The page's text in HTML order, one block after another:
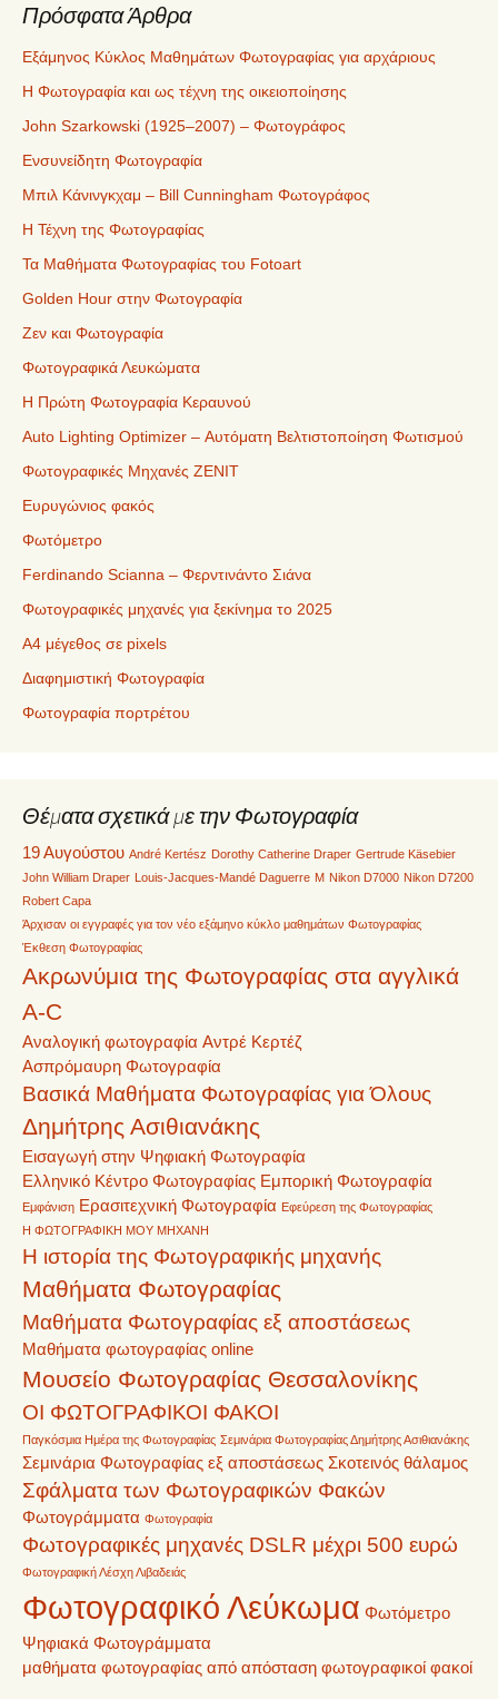
Πρόσφατα Άρθρα
Εξάμηνος Κύκλος Μαθημάτων Φωτογραφίας για αρχάριους
Η Φωτογραφία και ως τέχνη της οικειοποίησης
John Szarkowski (1925–2007) – Φωτογράφος
Ενσυνείδητη Φωτογραφία
Μπιλ Κάνινγκχαμ – Bill Cunningham Φωτογράφος
Η Τέχνη της Φωτογραφίας
Τα Μαθήματα Φωτογραφίας του Fotoart
Golden Hour στην Φωτογραφία
Ζεν και Φωτογραφία
Φωτογραφικά Λευκώματα
Η Πρώτη Φωτογραφία Κεραυνού
Auto Lighting Optimizer – Αυτόματη Βελτιστοποίηση Φωτισμού
Φωτογραφικές Μηχανές ZENIT
Ευρυγώνιος φακός
Φωτόμετρο
Ferdinando Scianna – Φερντινάντο Σιάνα
Φωτογραφικές μηχανές για ξεκίνημα το 2025
Α4 μέγεθος σε pixels
Διαφημιστική Φωτογραφία
Φωτογραφία πορτρέτου
Θέματα σχετικά με την Φωτογραφία
19 Αυγούστου André Kertész Dorothy Catherine Draper Gertrude Käsebier
John William Draper
Louis-Jacques-Mandé Daguerre M Nikon D7000 Nikon D7200
Robert Capa
Άρχισαν οι εγγραφές για τον νέο εξάμηνο κύκλο μαθημάτων Φωτογραφίας
Έκθεση Φωτογραφίας
Ακρωνύμια της Φωτογραφίας στα αγγλικά
A-C
Αναλογική φωτογραφία Αντρέ Κερτέζ
Ασπρόμαυρη Φωτογραφία
Βασικά Μαθήματα Φωτογραφίας για Όλους
Δημήτρης Ασιθιανάκης
Εισαγωγή στην Ψηφιακή Φωτογραφία
Ελληνικό Κέντρο Φωτογραφίας Εμπορική Φωτογραφία
Εμφάνιση Ερασιτεχνική Φωτογραφία Εφεύρεση της Φωτογραφίας
Η ΦΩΤΟΓΡΑΦΙΚΗ ΜΟΥ ΜΗΧΑΝΗ
Η ιστορία της Φωτογραφικής μηχανής
Μαθήματα Φωτογραφίας
Μαθήματα Φωτογραφίας εξ αποστάσεως
Μαθήματα φωτογραφίας online
Μουσείο Φωτογραφίας Θεσσαλονίκης
ΟΙ ΦΩΤΟΓΡΑΦΙΚΟΙ ΦΑΚΟΙ
Παγκόσμια Ημέρα της Φωτογραφίας Σεμινάρια Φωτογραφίας Δημήτρης Ασιθιανάκης
Σεμινάρια Φωτογραφίας εξ αποστάσεως Σκοτεινός θάλαμος
Σφάλματα των Φωτογραφικών Φακών
Φωτογράμματα Φωτογραφία
Φωτογραφικές μηχανές DSLR μέχρι 500 ευρώ
Φωτογραφική Λέσχη Λιβαδειάς
Φωτογραφικό Λεύκωμα Φωτόμετρο
Ψηφιακά Φωτογράμματα
μαθήματα φωτογραφίας από απόσταση φωτογραφικοί φακοί